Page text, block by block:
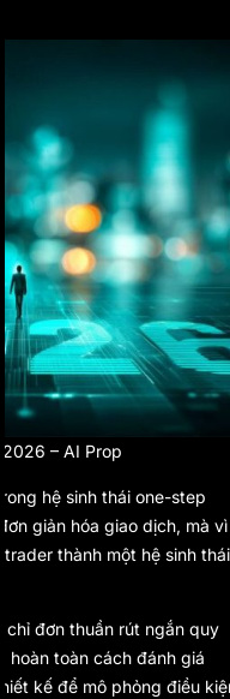
2026 – AI Prop
hệ sinh thái one-step
giản hóa giao dịch, mà vì
trader thành một hệ sinh thái
chỉ đơn thuần rút ngắn quy
hoàn toàn cách đánh giá
kế để mô phỏng điều